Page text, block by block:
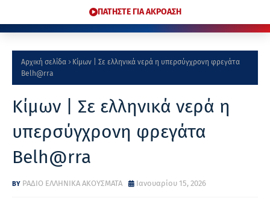
ΠΑΤΗΣΤΕ ΓΙΑ ΑΚΡΟΑΣΗ
Αρχική σελίδα
Κίμων | Σε ελληνικά νερά η υπερσύγχρονη φρεγάτα
Belh@rra
Κίμων | Σε ελληνικά νερά η
υπερσύγχρονη φρεγάτα
Belh@rra
ΡΑΔΙΟ ΕΛΛΗΝΙΚΑ ΑΚΟΥΣΜΑΤΑ Ιανουαρίου 15, 2026